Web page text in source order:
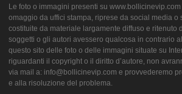
Le foto o immagini presenti su www.bollicinevip.com
omaggio da uffici stampa, riprese da social media o
costituite da materiale largamente diffuso e ritenuto
soggetti o gli autori avessero qualcosa in contrario
questo sito delle foto o delle immagini situate su
riguardanti il copyright o il diritto d’autore, non
via mail a: info@bollicinevip.com e provvederemo
e alla risoluzione del problema.